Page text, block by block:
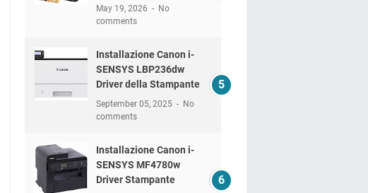
May 19, 2026
No
comments
Installazione Canon i-
SENSYS LBP236dw
Driver della Stampante
September 05, 2025
No
comments
Installazione Canon i-
SENSYS MF4780w
Driver Stampante